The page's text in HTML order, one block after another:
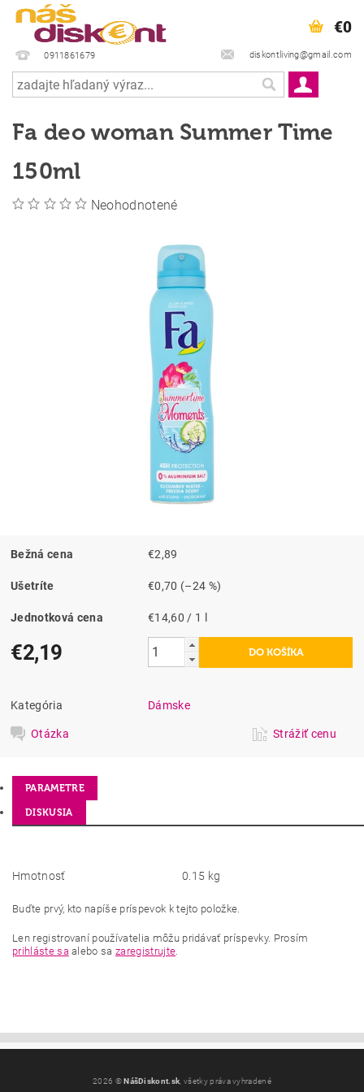
0911861679 diskontliving@gmail.com
€0
Fa deo woman Summer Time
150ml
Neohodnotené
Bežná cena €2,89
Ušetríte €0,70 (–24 %)
Jednotková cena €14,60 / 1 l
€2,19
Kategória Dámske
Otázka Strážiť cenu
PARAMETRE
DISKUSIA
Hmotnosť 0.15 kg
Buďte prvý, kto napíše príspevok k tejto položke.
Len registrovaní používatelia môžu pridávať príspevky. Prosím
prihláste sa alebo sazaregistrujte.
2026 ©NášDiskont.sk , všetky práva vyhradené